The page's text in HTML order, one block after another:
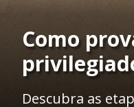
Como
Descubra as